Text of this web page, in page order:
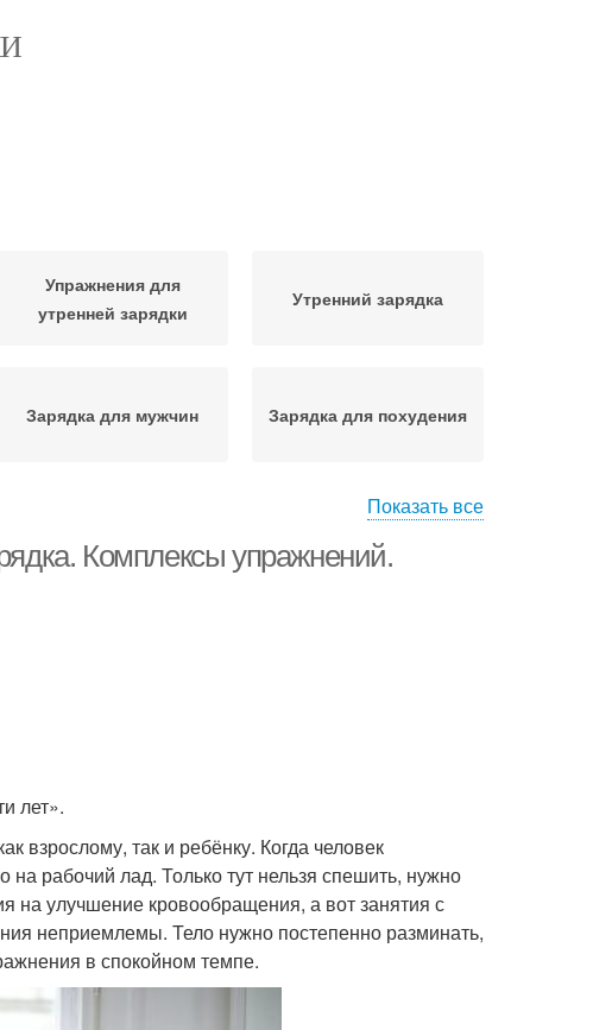
Упражнения для
утренней зарядки
Утренний зарядка
Зарядка для мужчин Зарядка для похудения
Показать все
Комплексы упражнений.
лет».
взрослому, так и ребёнку. Когда человек
на рабочий лад. Только тут нельзя спешить, нужно
на улучшение кровообращения, а вот занятия с
неприемлемы. Тело нужно постепенно разминать,
в спокойном темпе.